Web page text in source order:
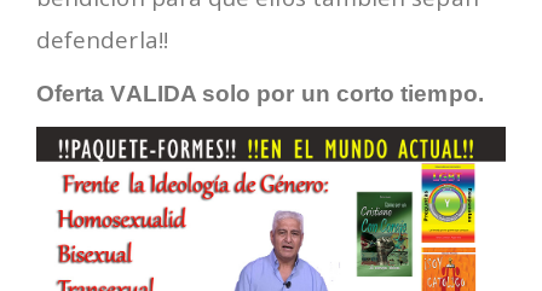
defenderla!!
Oferta VALIDA solo por un corto tiempo.